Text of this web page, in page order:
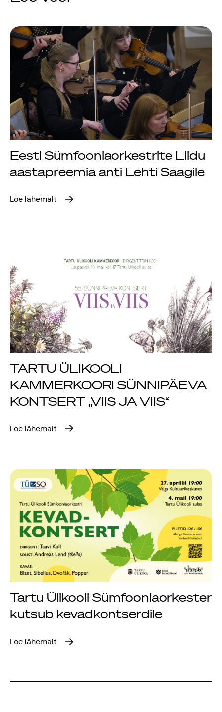
Eesti Sümfooniaorkestrite Liidu
aastapreemia anti Lehti Saagile
Loe lähemalt
TARTU ÜLIKOOLI
KAMMERKOORI SÜNNIPÄEVA
KONTSERT „VIIS JA VIIS“
Loe lähemalt
Tartu Ülikooli Sümfooniaorkester
kutsub kevadkontserdile
Loe lähemalt